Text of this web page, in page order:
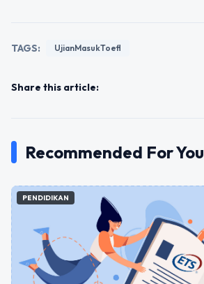
TAGS: UjianMasukToefl
Share this article:
Recommended For You
PENDIDIKAN